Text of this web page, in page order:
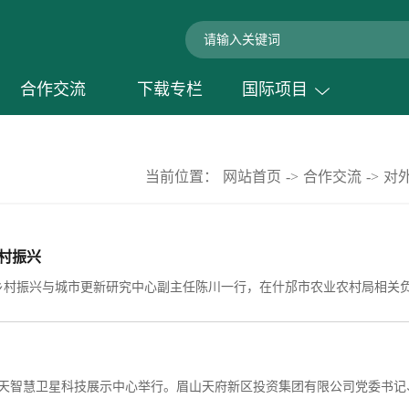
合作交流 下载专栏 国际项目
当前位置： 网站首页 -> 合作交流 -> 对
振兴